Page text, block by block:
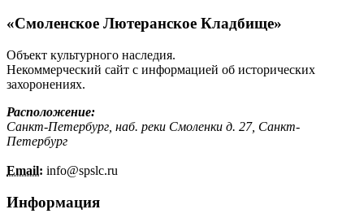
«Смоленское Лютеранское Кладбище»
Объект культурного наследия.
Некоммерческий сайт с информацией об исторических
захоронениях.
Расположение:
Санкт-Петербург, наб. реки Смоленки д. 27, Санкт-
Петербург
Email: info@spslc.ru
Информация